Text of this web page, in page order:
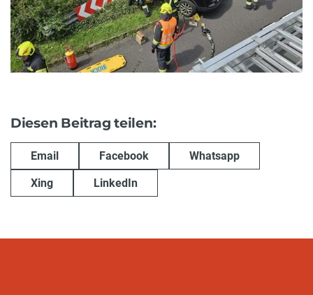
Diesen Beitrag teilen:
Email Facebook Whatsapp
Xing LinkedIn